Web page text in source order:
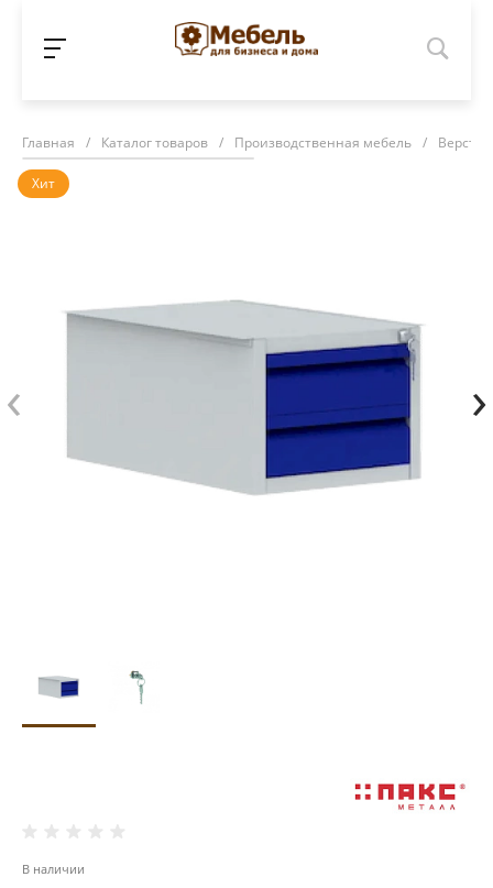
Главная / Каталог товаров / Производственная мебель /
Хит
‹ ›
В наличии